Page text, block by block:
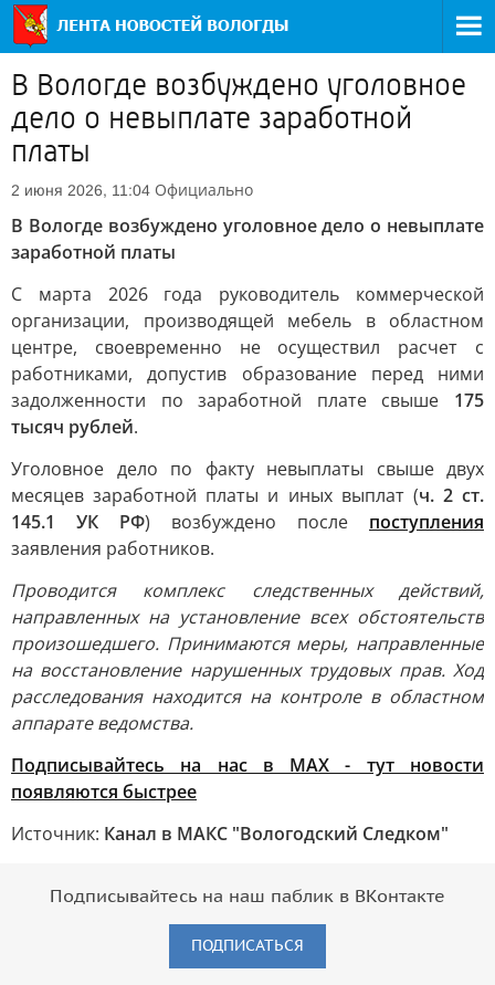
В Вологде возбуждено уголовное
дело о невыплате заработной
платы
2 июня 2026, 11:04 Официально
В Вологде возбуждено уголовное дело о невыплате
заработной платы
С марта 2026 года руководитель коммерческой
организации, производящей мебель в областном
центре, своевременно не осуществил расчет с
работниками, допустив образование перед ними
задолженности по заработной плате свыше 175
тысяч рублей.
Уголовное дело по факту невыплаты свыше двух
месяцев заработной платы и иных выплат (ч. 2 ст.
145.1 УК РФ) возбуждено после поступления
заявления работников.
Проводится комплекс следственных действий,
направленных на установление всех обстоятельств
произошедшего. Принимаются меры, направленные
на восстановление нарушенных трудовых прав. Ход
расследования находится на контроле в областном
аппарате ведомства.
Подписывайтесь на нас в MAX - тут новости
появляются быстрее
Источник: Канал в МАКС "Вологодский Следком"
Подписывайтесь на наш паблик в ВКонтакте
ПОДПИСАТЬСЯ